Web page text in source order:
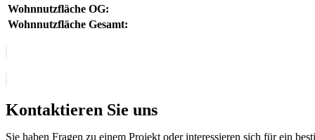
Wohnnutzfläche OG:
Wohnnutzfläche Gesamt:
Kontaktieren Sie uns
Sie haben Fragen zu einem Projekt oder interessieren sich für ein